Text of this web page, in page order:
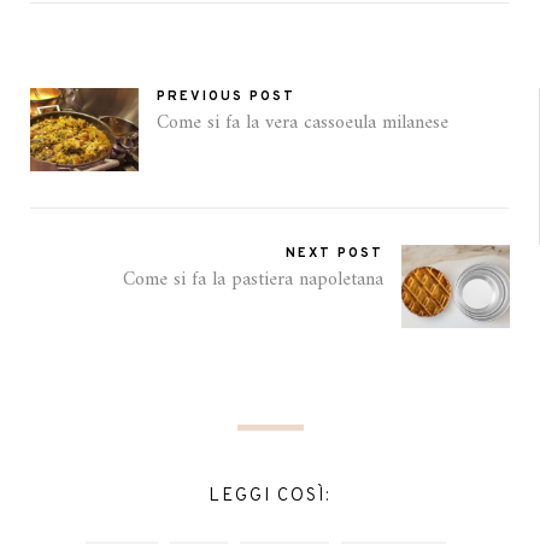
PREVIOUS POST
Come si fa la vera cassoeula milanese
NEXT POST
Come si fa la pastiera napoletana
LEGGI COSÌ: